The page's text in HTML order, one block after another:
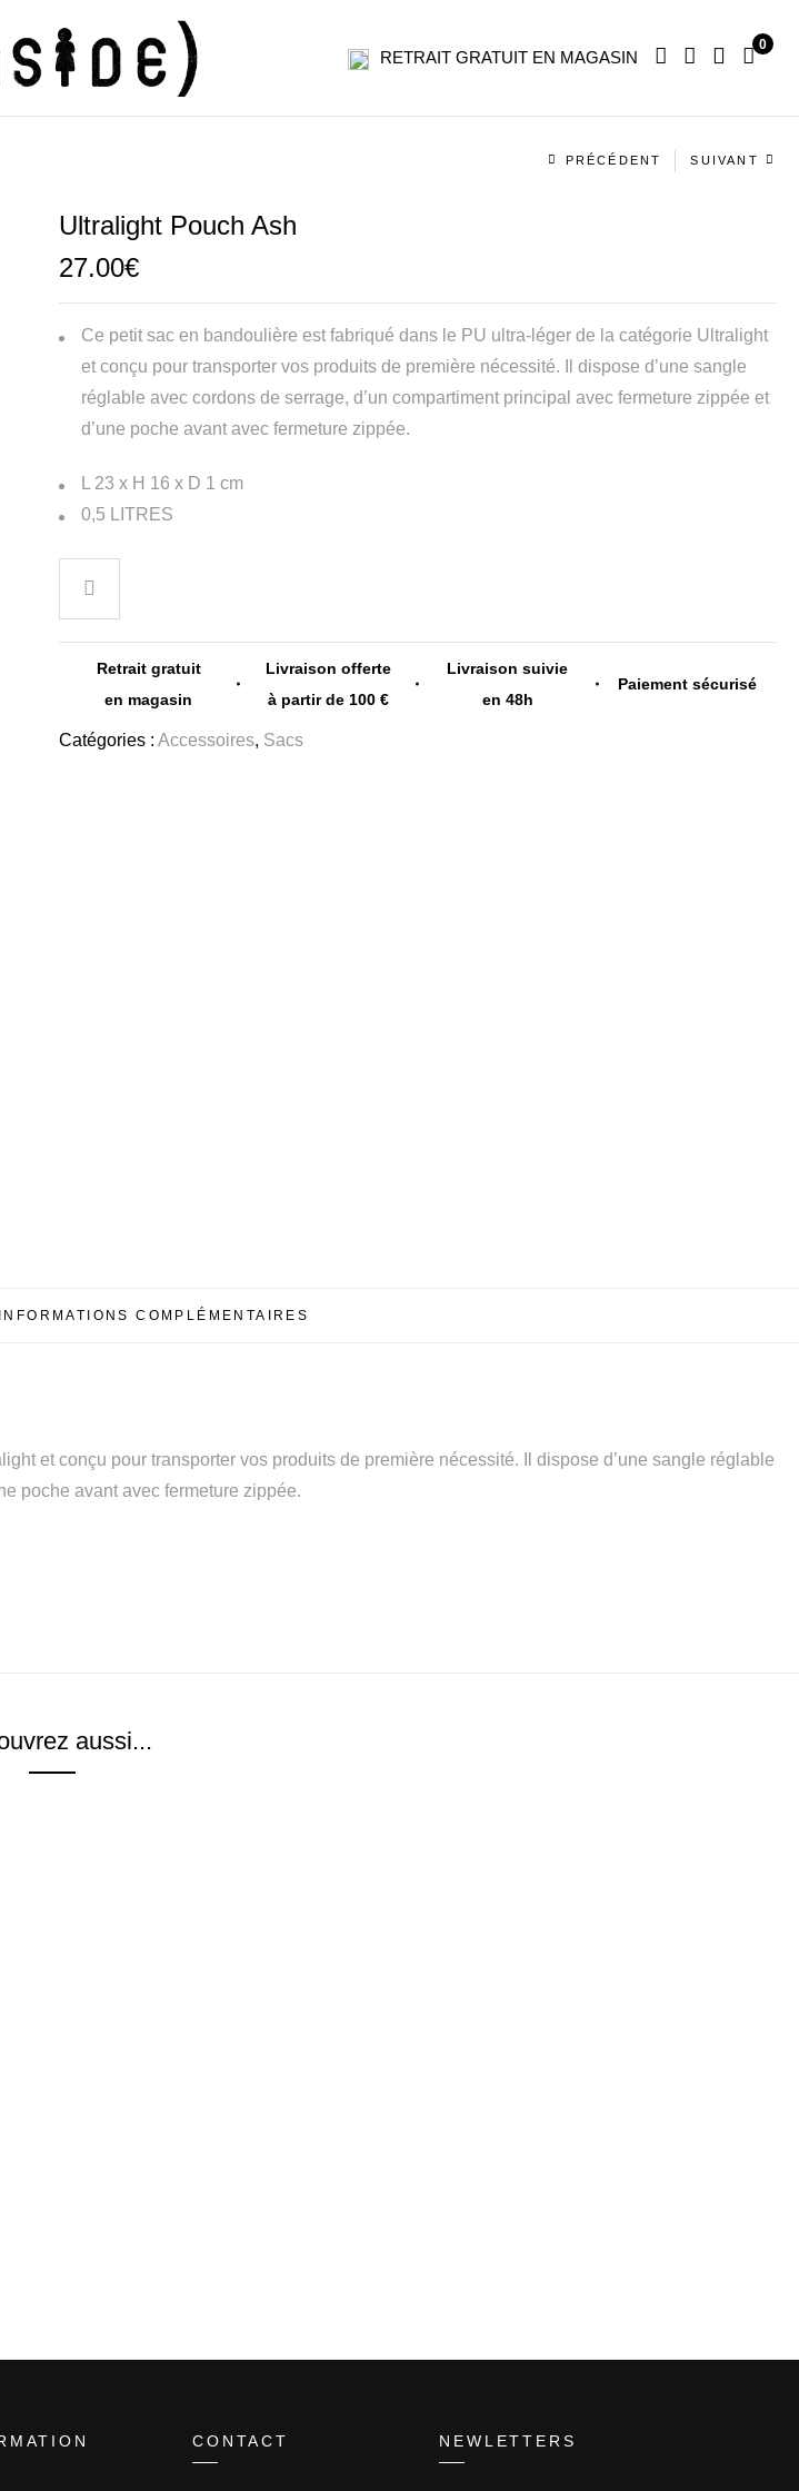
RETRAIT GRATUIT EN MAGASIN
0
Navigation
PRÉCÉDENT SUIVANT
Ultralight Pouch Ash
27.00€
Ce petit sac en bandoulière est fabriqué dans le PU ultra-léger de la catégorie Ultralight
et conçu pour transporter vos produits de première nécessité. Il dispose d’une sangle
réglable avec cordons de serrage, d’un compartiment principal avec fermeture zippée et
d’une poche avant avec fermeture zippée.
L 23 x H 16 x D 1 cm
0,5 LITRES
Retrait gratuit
en magasin
Livraison offerte
à partir de 100 €
Livraison suivie
en 48h
Paiement sécurisé
Catégories : Accessoires, Sacs
INFORMATIONS COMPLÉMENTAIRES
et conçu pour transporter vos produits de première nécessité. Il dispose d’une sangle réglable
poche avant avec fermeture zippée.
aussi...
CONTACT NEWLETTERS